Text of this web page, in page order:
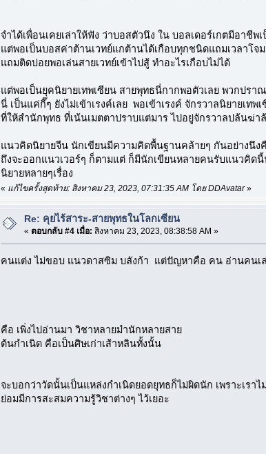
จำได้เพื่อนเคยเล่าให้ฟัง ว่าบอสตัวนึง ใน บอลเดอร์เกตมีอาชีพ
แต่พอเป็นบอสค่าต้านเวทย์แกต้านได้เกือบทุกชนิดแถมเวลาโ
แถมติดบ่อยพอเล่นสายเวทย์เข้าไปสู้ ทำอะไรเกือบไม่ได้
แต่พอเป็นยุคนิยายเทพเซียน สายพุทธนี่กากพอตัวเลย พวกปรา
นี่ เป็นแค่กี๊ๆ ยังไม่เข้าเรงค์เลย พอเข้าเรงค์ จักรวาลนิยายเท
ที่ให้สำนักพุทธ ที่เน้นเมตตาปราบแต่มาร ไปอยู่จักรวาลปล้นฆ่า
แนวคิดนิยายจีน นักเขียนมีความคิดพื้นฐานคล้ายๆ กันอย่างนึง
ถึงจะออกแนวเวอร์ๆ ก็ตามแต่ ก็มีนักเขียนหลายคนรับแนวคิด
นิยายหลายๆเรื่อง
« แก้ไขครั้งสุดท้าย: สิงหาคม 23, 2023, 07:31:35 AM โดย DDAvatar»
Re: คุยไร้สาระ-สายพุทธในโลกเซียน
« ตอบกลับ #4 เมื่อ: สิงหาคม 23, 2023, 08:38:58 AM »
คนแต่ง ไม่ขอบ แนวดาสซิม บลังก้า แต่ปัญหาคือ คน อ่านคนเ
คือ เพิ่งไปอ่านมา วิชาหลายมำนักหลายสาย
ต้นกำเนิด คือเป็นศิษเก่าเส้าหลินทั้งนั้น
จะบอกว่าวัดนั้นเป็นแหล่งกำเนิดยอดยุทธก็ไม่ผิดนัก เพราะเร
ย่อมมีการสะสมความรู้วิชาต่างๆ ไว้เยอะ